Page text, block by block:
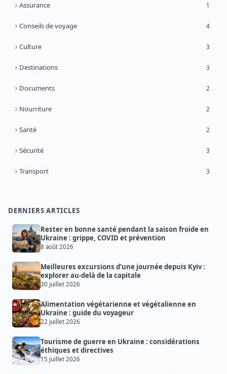
Assurance 1
Conseils de voyage 4
Culture 3
Destinations 3
Documents 2
Nourriture 2
Santé 2
Sécurité 3
Transport 3
DERNIERS ARTICLES
Rester en bonne santé pendant la saison froide en
Ukraine : grippe, COVID et prévention
8 août 2026
Meilleures excursions d’une journée depuis Kyiv :
explorer au-delà de la capitale
30 juillet 2026
Alimentation végétarienne et végétalienne en
Ukraine : guide du voyageur
22 juillet 2026
Tourisme de guerre en Ukraine : considérations
éthiques et directives
15 juillet 2026